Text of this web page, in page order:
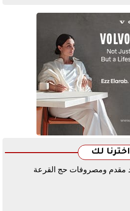
اخترنا لك